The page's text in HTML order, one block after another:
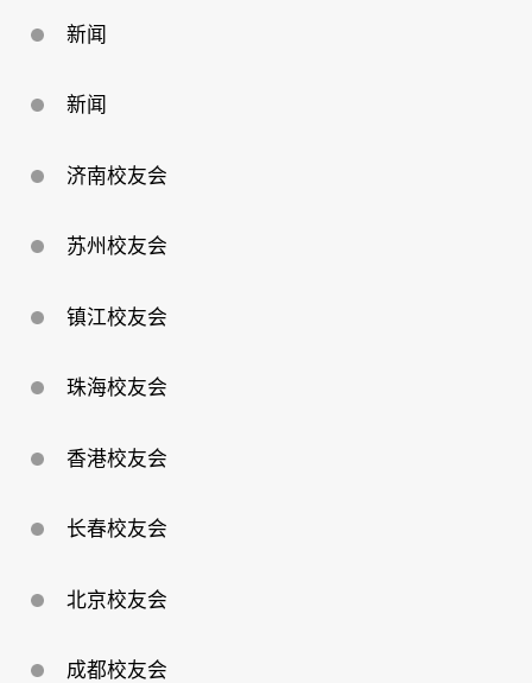
新闻
新闻
济南校友会
苏州校友会
镇江校友会
珠海校友会
香港校友会
长春校友会
北京校友会
成都校友会